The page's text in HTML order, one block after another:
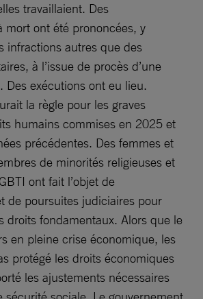
travaillaient. Des
mort ont été prononcées, y
infractions autres que des
à l’issue de procès d’une
Des exécutions ont eu lieu.
la règle pour les graves
humains commises en 2025 et
précédentes. Des femmes et
de minorités religieuses et
ont fait l’objet de
de poursuites judiciaires pour
droits fondamentaux. Alors que le
en pleine crise économique, les
protégé les droits économiques
les ajustements nécessaires